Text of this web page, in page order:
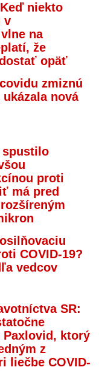
niekto
v
na
že
opäť
zmiznú
nová
spustilo
proti
má pred
COVID-19?
vedcov
SR:
Paxlovid, ktorý
z
liečbe COVID-